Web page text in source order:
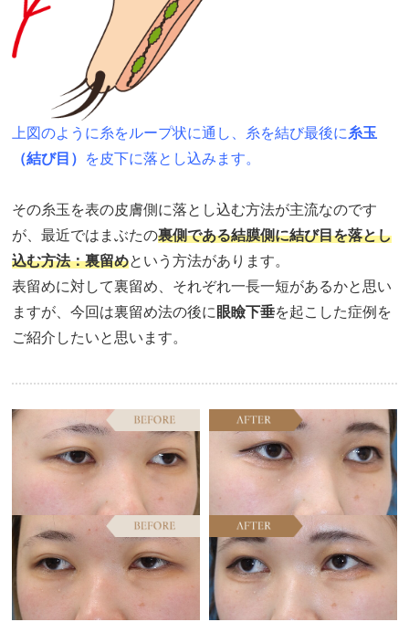
上図のように糸をループ状に通し、糸を結び最後に 糸玉
（結び目） を皮下に落とし込みます。
その糸玉を表の皮膚側に落とし込む方法が主流なのです
が、最近ではまぶたの裏側である結膜側に結び目を落とし
込む方法：裏留めという方法があります。
表留めに対して裏留め、それぞれ一長一短があるかと思い
ますが、今回は裏留め法の後に 眼瞼下垂を起こした症例を
ご紹介したいと思います。